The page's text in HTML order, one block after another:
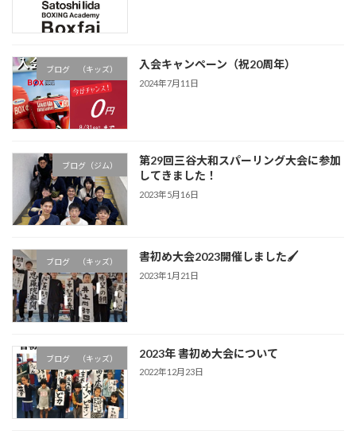
ブログ （キッズ） 入会キャンペーン（祝20周年）
2024年7月11日
ブログ（ジム）
第29回三谷大和スパーリング大会に参加
してきました！
2023年5月16日
ブログ （キッズ） 書初め大会2023開催しました🖌
2023年1月21日
ブログ （キッズ） 2023年 書初め大会について
2022年12月23日